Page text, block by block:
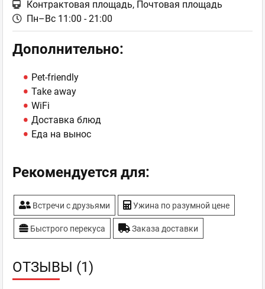
Контрактовая площадь, Почтовая площадь
Пн–Вс 11:00 - 21:00
Дополнительно:
Pet-friendly
Take away
WiFi
Доставка блюд
Еда на вынос
Рекомендуется для:
Встречи с друзьями Ужина по разумной цене
Быстрого перекуса Заказа доставки
ОТЗЫВЫ (1)